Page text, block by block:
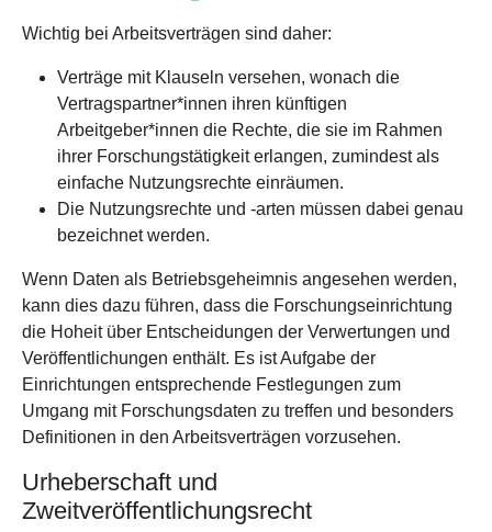
Wichtig bei Arbeitsverträgen sind daher:
Verträge mit Klauseln versehen, wonach die
Vertragspartner*innen ihren künftigen
Arbeitgeber*innen die Rechte, die sie im Rahmen
ihrer Forschungstätigkeit erlangen, zumindest als
einfache Nutzungsrechte einräumen.
Die Nutzungsrechte und -arten müssen dabei genau
bezeichnet werden.
Wenn Daten als Betriebsgeheimnis angesehen werden,
kann dies dazu führen, dass die Forschungseinrichtung
die Hoheit über Entscheidungen der Verwertungen und
Veröffentlichungen enthält. Es ist Aufgabe der
Einrichtungen entsprechende Festlegungen zum
Umgang mit Forschungsdaten zu treffen und besonders
Definitionen in den Arbeitsverträgen vorzusehen.
Urheberschaft und
Zweitveröffentlichungsrecht